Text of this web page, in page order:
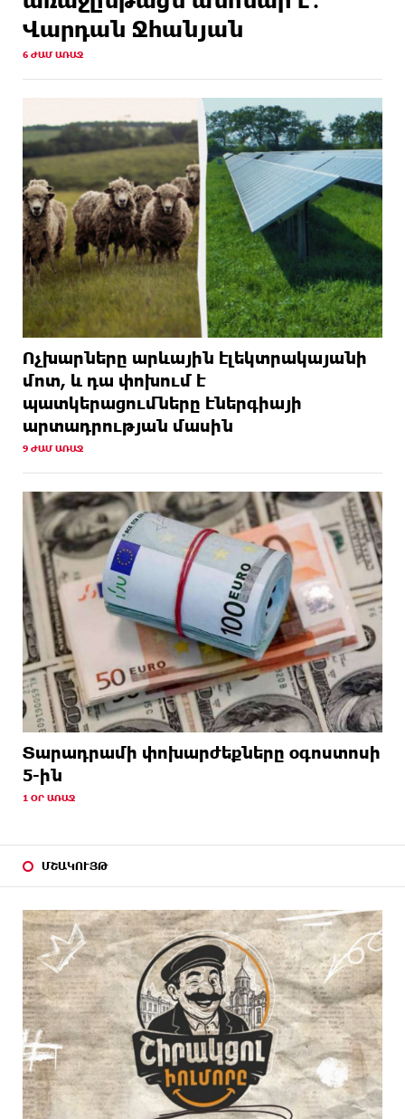
Վարդան Ջհանյան
6 ԺԱՄ ԱՌԱՋ
Ոչխարները արևային էլեկտրակայանի
մոտ, և դա փոխում է
պատկերացումները էներգիայի
արտադրության մասին
9 ԺԱՄ ԱՌԱՋ
Տարադրամի փոխարժեքները օգոստոսի
5-ին
1 ՕՐ ԱՌԱՋ
ՄՇԱԿՈՒՅԹ